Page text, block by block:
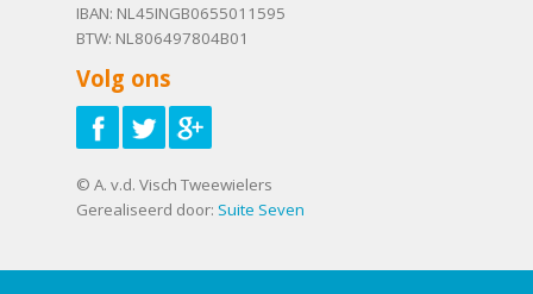
IBAN: NL45INGB0655011595
BTW: NL806497804B01
Volg ons
© A. v.d. Visch Tweewielers
Gerealiseerd door: Suite Seven